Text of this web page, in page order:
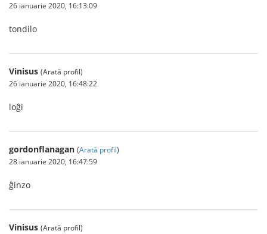
26 ianuarie 2020, 16:13:09
tondilo
Vinisus (Arată profil)
26 ianuarie 2020, 16:48:22
loĝi
gordonflanagan (Arată profil)
28 ianuarie 2020, 16:47:59
ĝinzo
Vinisus (Arată profil)